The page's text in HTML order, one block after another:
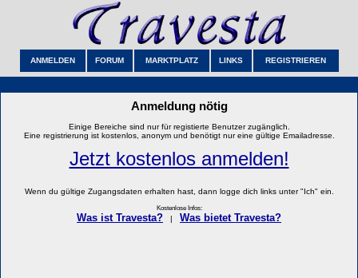
ANMELDEN FORUM MARKTPLATZ LINKS REGISTRIEREN
Anmeldung nötig
Einige Bereiche sind nur für registierte Benutzer zugänglich.
Eine registrierung ist kostenlos, anonym und benötigt nur eine gültige Emailadresse.
Jetzt kostenlos anmelden!
Wenn du gültige Zugangsdaten erhalten hast, dann logge dich links unter "Ich" ein.
Kostenlose Infos:
Was ist Travesta? Was bietet Travesta?